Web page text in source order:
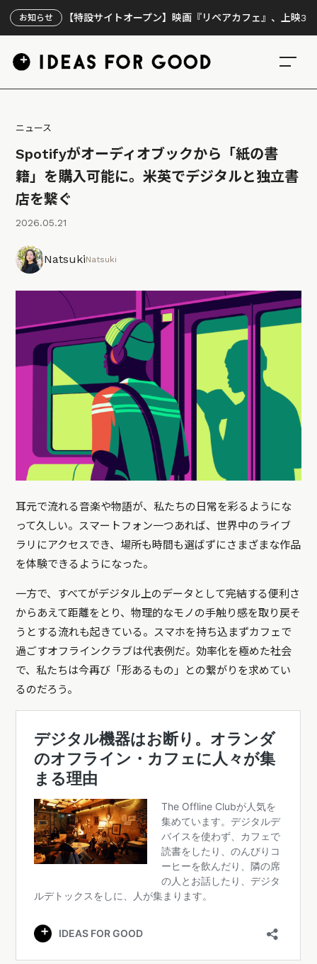
お知らせ
【特設サイトオープン】映画『リペアカフェ』、上映300回の先
ニュース
Spotifyがオーディオブックから「紙の書
籍」を購入可能に。米英でデジタルと独立書
店を繋ぐ
2026.05.21
NatsukiNatsuki
耳元で流れる音楽や物語が、私たちの日常を彩るようにな
って久しい。スマートフォン一つあれば、世界中のライブ
ラリにアクセスでき、場所も時間も選ばずにさまざまな作品
を体験できるようになった。
一方で、すべてがデジタル上のデータとして完結する便利さ
からあえて距離をとり、物理的なモノの手触り感を取り戻そ
うとする流れも起きている。スマホを持ち込まずカフェで
過ごすオフラインクラブは代表例だ。効率化を極めた社会
で、私たちは今再び「形あるもの」との繋がりを求めてい
るのだろう。